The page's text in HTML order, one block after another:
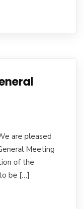
are pleased
Meeting
of the
be […]